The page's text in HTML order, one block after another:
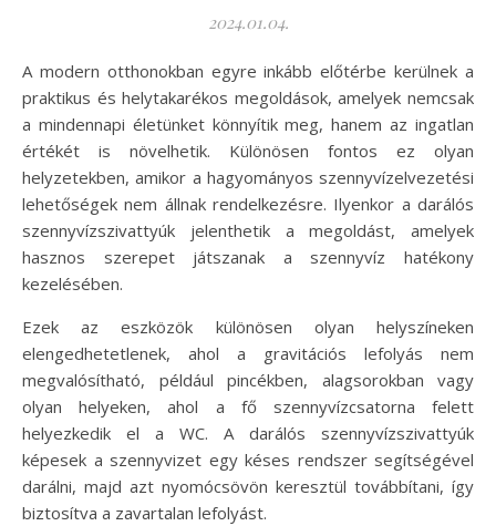
2024.01.04.
A modern otthonokban egyre inkább előtérbe kerülnek a
praktikus és helytakarékos megoldások, amelyek nemcsak
a mindennapi életünket könnyítik meg, hanem az ingatlan
értékét is növelhetik. Különösen fontos ez olyan
helyzetekben, amikor a hagyományos szennyvízelvezetési
lehetőségek nem állnak rendelkezésre. Ilyenkor a darálós
szennyvízszivattyúk jelenthetik a megoldást, amelyek
hasznos szerepet játszanak a szennyvíz hatékony
kezelésében.
Ezek az eszközök különösen olyan helyszíneken
elengedhetetlenek, ahol a gravitációs lefolyás nem
megvalósítható, például pincékben, alagsorokban vagy
olyan helyeken, ahol a fő szennyvízcsatorna felett
helyezkedik el a WC. A darálós szennyvízszivattyúk
képesek a szennyvizet egy késes rendszer segítségével
darálni, majd azt nyomócsövön keresztül továbbítani, így
biztosítva a zavartalan lefolyást.